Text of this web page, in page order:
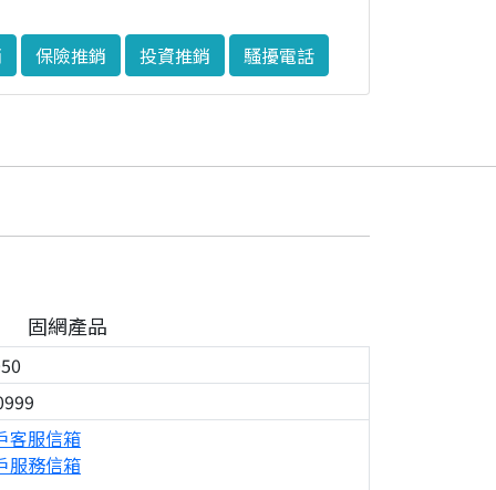
保險推銷 投資推銷 騷擾電話
固網產品
客服信箱
服務信箱